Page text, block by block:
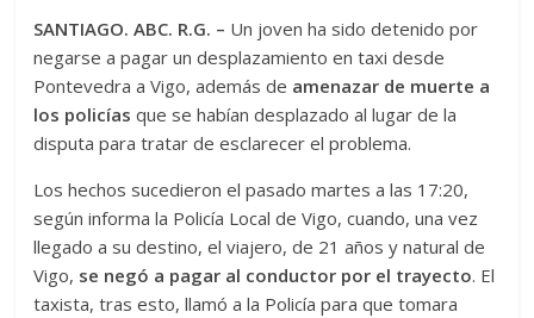
SANTIAGO. ABC. R.G. – Un joven ha sido detenido por
negarse a pagar un desplazamiento en taxi desde
Pontevedra a Vigo, además de amenazar de muerte a
los policíasque se habían desplazado al lugar de la
disputa para tratar de esclarecer el problema.
Los hechos sucedieron el pasado martes a las 17:20,
según informa la Policía Local de Vigo, cuando, una vez
llegado a su destino, el viajero, de 21 años y natural de
Vigo, se negó a pagar al conductor por el trayecto. El
taxista, tras esto, llamó a la Policía para que tomara